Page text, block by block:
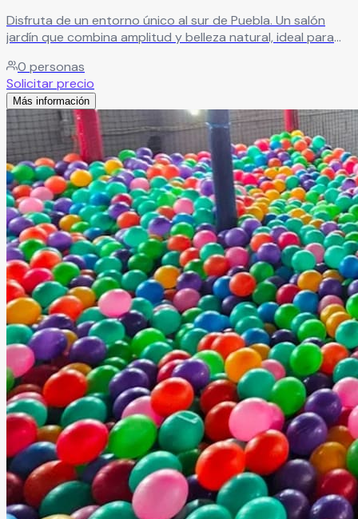
Disfruta de un entorno único al sur de Puebla. Un salón
jardín que combina amplitud y belleza natural, ideal para
encantador.Leer más
0 personas
Solicitar precio
Más información